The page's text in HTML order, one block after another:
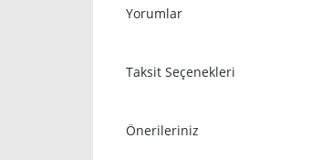
Yorumlar
Taksit Seçenekleri
Önerileriniz